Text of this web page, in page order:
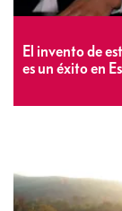
El invento de
es un éxito en